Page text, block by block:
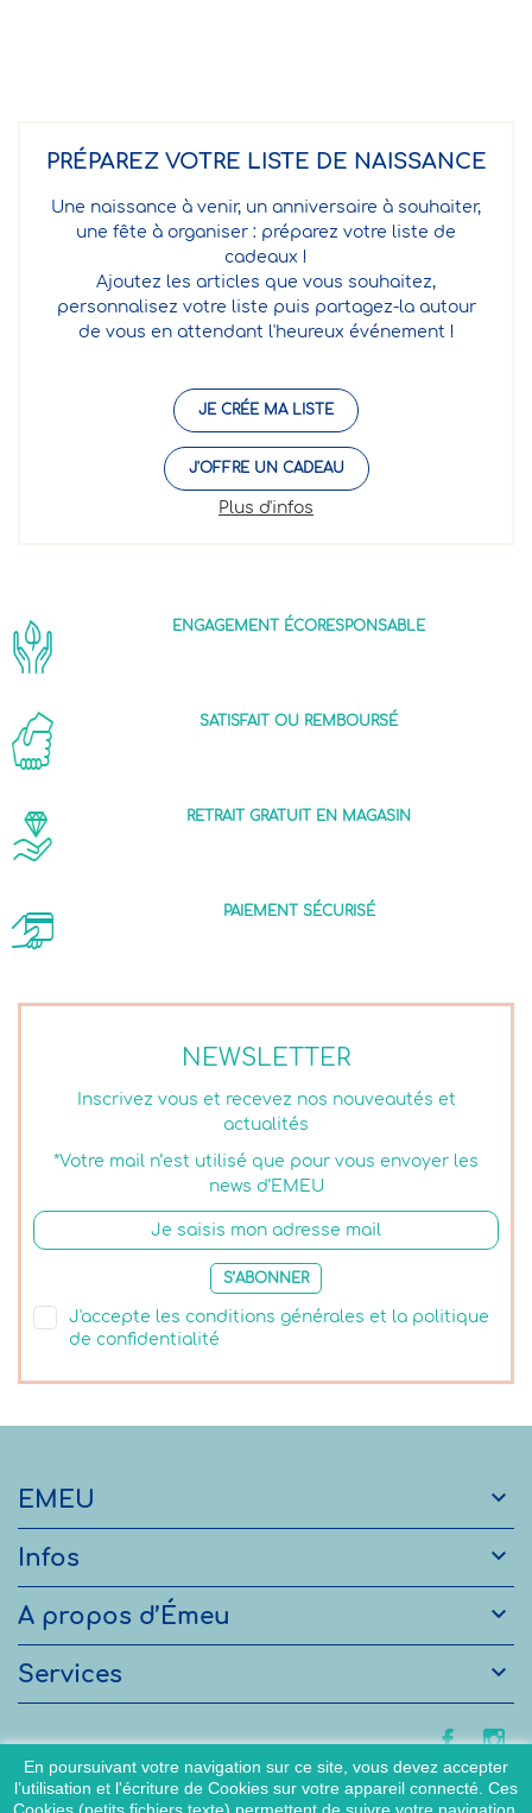
PRÉPAREZ VOTRE LISTE DE NAISSANCE
Une naissance à venir, un anniversaire à souhaiter,
une fête à organiser : préparez votre liste de
cadeaux !
Ajoutez les articles que vous souhaitez,
personnalisez votre liste puis partagez-la autour
de vous en attendant l'heureux événement !
JE CRÉE MA LISTE
J'OFFRE UN CADEAU
Plus d'infos
NEWSLETTER
Inscrivez vous et recevez nos nouveautés et
actualités
*Votre mail n’est utilisé que pour vous envoyer les
news d’EMEU
S’ABONNER
J'accepte les conditions générales et la politique
de confidentialité
ENGAGEMENT ÉCORESPONSABLE
SATISFAIT OU REMBOURSÉ
RETRAIT GRATUIT EN MAGASIN
PAIEMENT SÉCURISÉ
EMEU 
Infos 
A propos d’Émeu 
Services 
En poursuivant votre navigation sur ce site, vous devez accepter
l’utilisation et l'écriture de Cookies sur votre appareil connecté. Ces